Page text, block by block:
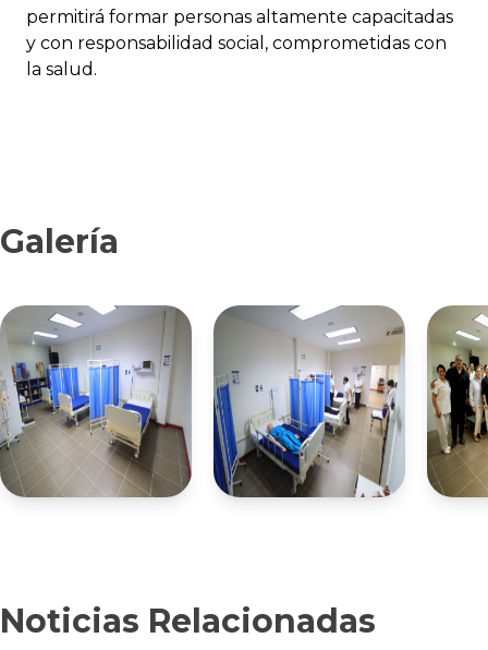
permitirá formar personas altamente capacitadas
y con responsabilidad social, comprometidas con
la salud.
Galería
Noticias Relacionadas